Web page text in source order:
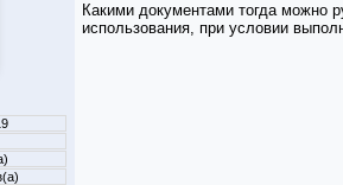
Какими документами тогда можно
использования, при условии